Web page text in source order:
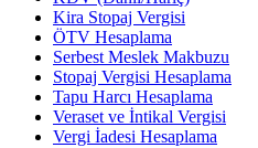
Kira Stopaj Vergisi
ÖTV Hesaplama
Serbest Meslek Makbuzu
Stopaj Vergisi Hesaplama
Tapu Harcı Hesaplama
Veraset ve İntikal Vergisi
Vergi İadesi Hesaplama